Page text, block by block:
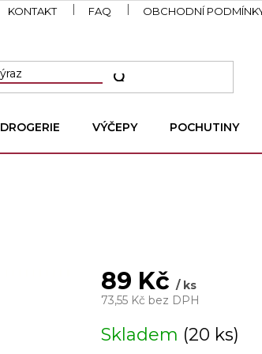
KONTAKT FAQ OBCHODNÍ
DROGERIE VÝČEPY POCHUTINY
89 Kč/ ks
73,55 Kč bez DPH
cena:
Skladem (20 ks)